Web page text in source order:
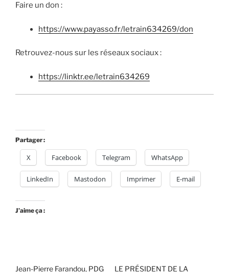
Faire un don :
https://www.payasso.fr/letrain634269/don
Retrouvez-nous sur les réseaux sociaux :
https://linktr.ee/letrain634269
Partager :
X Facebook Telegram WhatsApp
LinkedIn Mastodon Imprimer E-mail
J’aime ça :
Jean-Pierre Farandou, PDG
LE PRÉSIDENT DE LA